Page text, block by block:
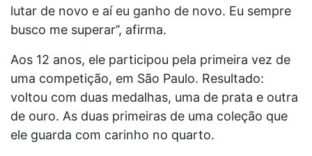
lutar de novo e aí eu ganho de novo. Eu sempre
busco me superar’’, afirma.
Aos 12 anos, ele participou pela primeira vez de
uma competição, em São Paulo. Resultado:
voltou com duas medalhas, uma de prata e outra
de ouro. As duas primeiras de uma coleção que
ele guarda com carinho no quarto.